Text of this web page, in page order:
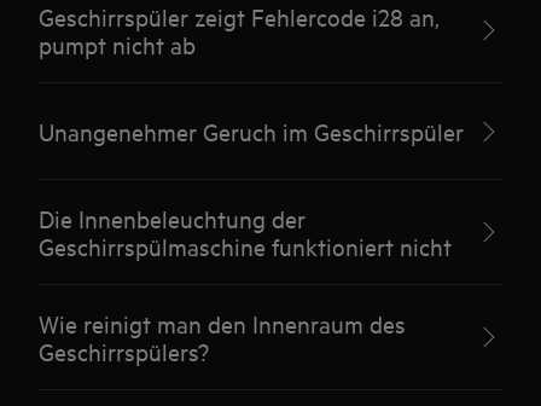
Geschirrspüler zeigt Fehlercode i28 an,
pumpt nicht ab
Unangenehmer Geruch im Geschirrspüler
Die Innenbeleuchtung der
Geschirrspülmaschine funktioniert nicht
Wie reinigt man den Innenraum des
Geschirrspülers?